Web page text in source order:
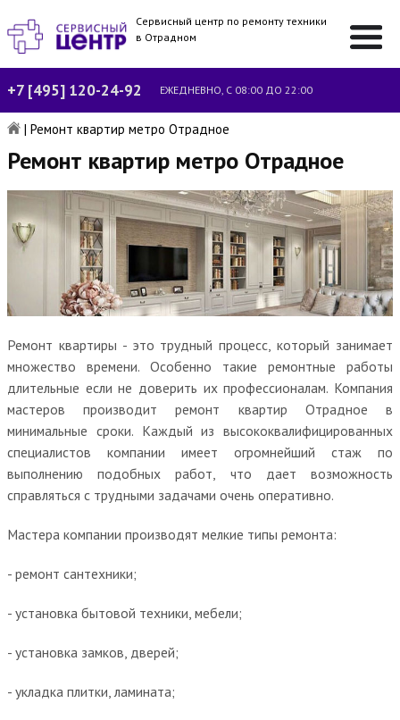
Сервисный центр по ремонту техники
в Отрадном
+7 [495] 120-24-92 ЕЖЕДНЕВНО, С 08:00 ДО 22:00
| Ремонт квартир метро Отрадное
Ремонт квартир метро Отрадное
Ремонт квартиры - это трудный процесс, который занимает
множество времени. Особенно такие ремонтные работы
длительные если не доверить их профессионалам. Компания
мастеров производит ремонт квартир Отрадное в
минимальные сроки. Каждый из высококвалифицированных
специалистов компании имеет огромнейший стаж по
выполнению подобных работ, что дает возможность
справляться с трудными задачами очень оперативно.
Мастера компании производят мелкие типы ремонта:
- ремонт сантехники;
- установка бытовой техники, мебели;
- установка замков, дверей;
- укладка плитки, ламината;